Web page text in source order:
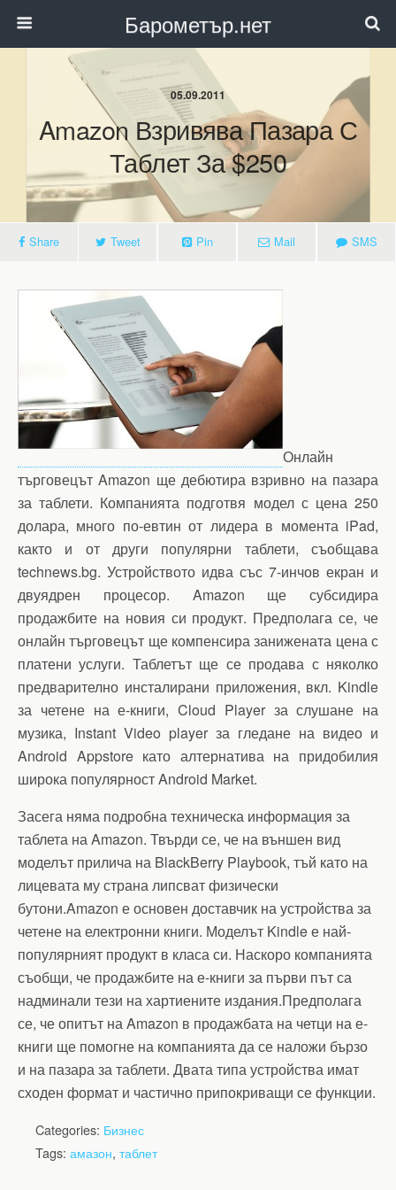
Барометър.нет
05.09.2011
Amazon Взривява Пазара С
Таблет За $250
Share Tweet Pin Mail SMS
Онлайн
търговецът Amazon ще дебютира взривно на пазара
за таблети. Компанията подготвя модел с цена 250
долара, много по-евтин от лидера в момента iPad,
както и от други популярни таблети, съобщава
technews.bg. Устройството идва със 7-инчов екран и
двуядрен процесор. Amazon ще субсидира
продажбите на новия си продукт. Предполага се, че
онлайн търговецът ще компенсира занижената цена с
платени услуги. Таблетът ще се продава с няколко
предварително инсталирани приложения, вкл. Kindle
за четене на е-книги, Cloud Player за слушане на
музика, Instant Video player за гледане на видео и
Android Appstore като алтернатива на придобилия
широка популярност Android Market.
Засега няма подробна техническа информация за
таблета на Amazon. Твърди се, че на външен вид
моделът прилича на BlackBerry Playbook, тъй като на
лицевата му страна липсват физически
бутони.Amazon е основен доставчик на устройства за
четене на електронни книги. Моделът Kindle е най-
популярният продукт в класа си. Наскоро компанията
съобщи, че продажбите на е-книги за първи път са
надминали тези на хартиените издания.Предполага
се, че опитът на Amazon в продажбата на четци на е-
книги ще помогне на компанията да се наложи бързо
и на пазара за таблети. Двата типа устройства имат
сходен формат и частично припокриващи се функции.
Categories: Бизнес
Tags: амазон, таблет